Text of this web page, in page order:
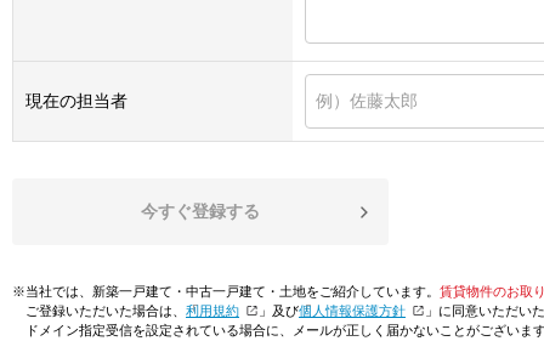
現在の担当者
今すぐ登録する
※当社では、新築一戸建て・中古一戸建て・土地をご紹介しています。 賃貸物件のお取
ご登録いただいた場合は、「利用規約 」及び「個人情報保護方針
」に同意いただい
ドメイン指定受信を設定されている場合に、メールが正しく届かないことがございます